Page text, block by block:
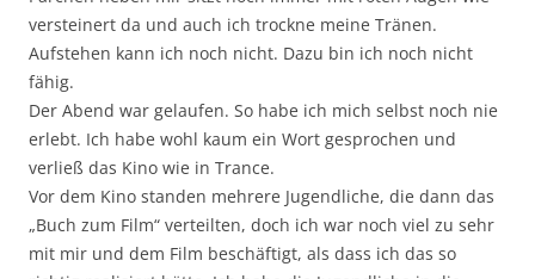
versteinert da und auch ich trockne meine Tränen.
Aufstehen kann ich noch nicht. Dazu bin ich noch nicht
fähig.
Der Abend war gelaufen. So habe ich mich selbst noch nie
erlebt. Ich habe wohl kaum ein Wort gesprochen und
verließ das Kino wie in Trance.
Vor dem Kino standen mehrere Jugendliche, die dann das
„Buch zum Film“ verteilten, doch ich war noch viel zu sehr
mit mir und dem Film beschäftigt, als dass ich das so